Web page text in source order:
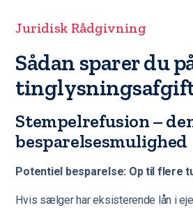
Juridisk Rådgivning
Sådan sparer du
Stempelrefusion –
besparelsesmulighed
Potentiel besparelse: Op til flere
Hvis sælger har eksisterende lån i